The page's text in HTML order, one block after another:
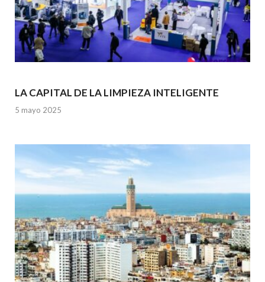
LA CAPITAL DE LA LIMPIEZA INTELIGENTE
5 mayo 2025